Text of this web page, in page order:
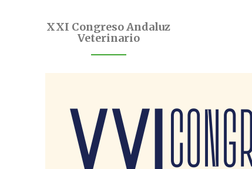
XXI Congreso Andaluz
Veterinario